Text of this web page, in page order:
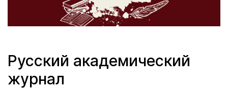
Русский академический
журнал